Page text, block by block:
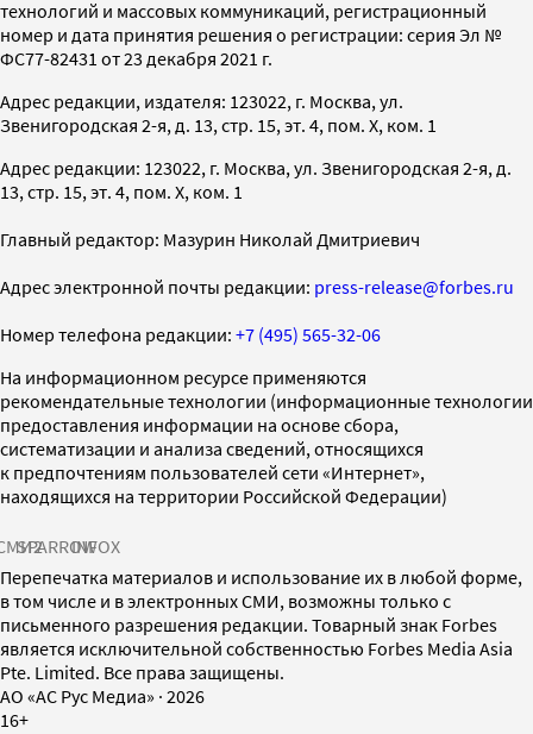
технологий и массовых коммуникаций, регистрационный
номер и дата принятия решения о регистрации: серия Эл №
ФС77-82431 от 23 декабря 2021 г.
Адрес редакции, издателя: 123022, г. Москва, ул.
Звенигородская 2-я, д. 13, стр. 15, эт. 4, пом. X, ком. 1
Адрес редакции: 123022, г. Москва, ул. Звенигородская 2-я, д.
13, стр. 15, эт. 4, пом. X, ком. 1
Главный редактор: Мазурин Николай Дмитриевич
Адрес электронной почты редакции: press-release@forbes.ru
Номер телефона редакции: +7 (495) 565-32-06
На информационном ресурсе применяются
рекомендательные технологии (информационные технологии
предоставления информации на основе сбора,
систематизации и анализа сведений, относящихся
к предпочтениям пользователей сети «Интернет»,
находящихся на территории Российской Федерации)
SPARROWINFOX
Перепечатка материалов и использование их в любой форме,
в том числе и в электронных СМИ, возможны только с
письменного разрешения редакции. Товарный знак Forbes
является исключительной собственностью Forbes Media Asia
Pte. Limited. Все права защищены.
AO «АС Рус Медиа» · 2026
16+